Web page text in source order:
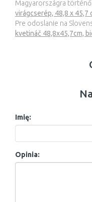
Magyarországra történő
virágcserép, 48,8 x 45,7
Pre odoslanie na
kvetináč 48,8x45,7cm,
Imię:
Opinia: